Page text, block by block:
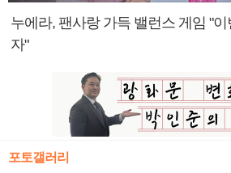
누에라, 팬사랑 가득 밸런스 게임 "
자"
포토갤러리